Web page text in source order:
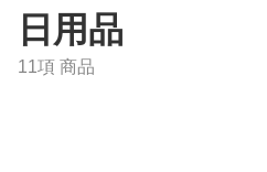
日用品
11項 商品